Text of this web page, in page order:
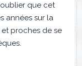
oublier que cet
années sur la
proches de se